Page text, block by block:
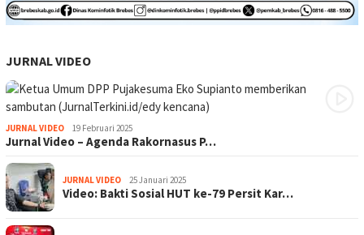
JURNAL VIDEO
JURNAL VIDEO 19 Februari 2025
Jurnal Video – Agenda Rakornasus P…
JURNAL VIDEO 25 Januari 2025
Video: Bakti Sosial HUT ke-79 Persit Kar…